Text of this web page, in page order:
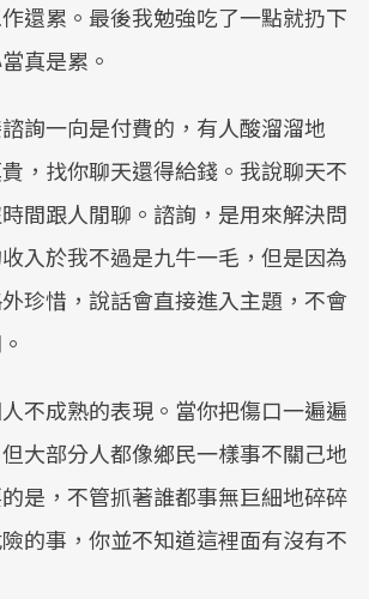
還累。最後我勉強吃了一點就扔下
真是累。
詢一向是付費的，有人酸溜溜地
，找你聊天還得給錢。我說聊天不
間跟人閒聊。諮詢，是用來解決問
入於我不過是九牛一毛，但是因為
珍惜，說話會直接進入主題，不會
不成熟的表現。當你把傷口一遍遍
大部分人都像鄉民一樣事不關己地
是，不管抓著誰都事無巨細地碎碎
的事，你並不知道這裡面有沒有不